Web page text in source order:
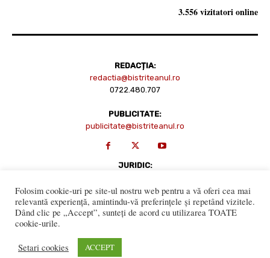
3.556 vizitatori online
REDACȚIA:
redactia@bistriteanul.ro
0722.480.707
PUBLICITATE:
publicitate@bistriteanul.ro
JURIDIC:
avocati “Gaurean si Asociatii”din Baroul Bucuresti
office@gaureanlawyers.ro
Folosim cookie-uri pe site-ul nostru web pentru a vă oferi cea mai
relevantă experiență, amintindu-vă preferințele și repetând vizitele.
Dând clic pe „Accept”, sunteți de acord cu utilizarea TOATE
cookie-urile.
Setari cookies ACCEPT